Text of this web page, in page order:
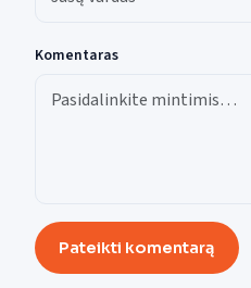
Komentaras
Pateikti komentarą